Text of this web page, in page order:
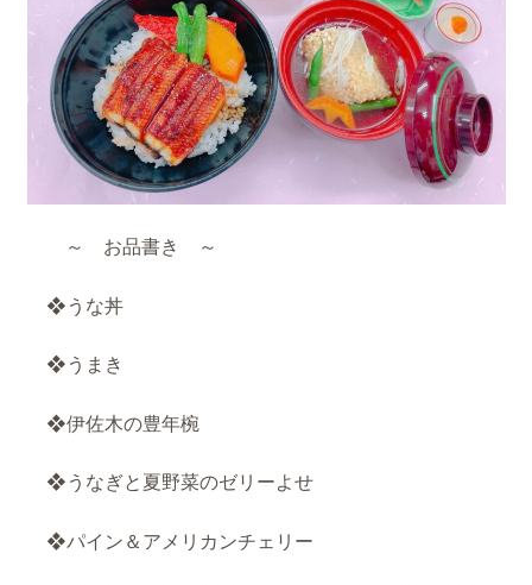
～ お品書き ～
❖うな丼
❖うまき
❖伊佐木の豊年椀
❖うなぎと夏野菜のゼリーよせ
❖パイン＆アメリカンチェリー